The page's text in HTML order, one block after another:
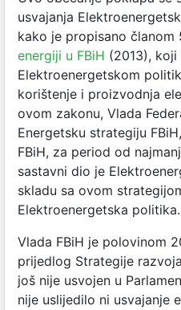
usvajanja
kako je propisano članom
energiji u FBiH (2013),
Elektroenergetskom
korištenje i proizvodnja
ovom zakonu, Vlada
Energetsku strategiju
FBiH, za period od
sastavni dio je
skladu sa ovom
Elektroenergetska politika.
Vlada FBiH je polovinom
prijedlog Strategije
još nije usvojen u
nije uslijedilo ni usvajanje